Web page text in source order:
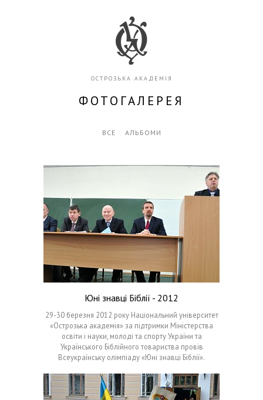
ОСТРОЗЬКА АКАДЕМІЯ
ФОТОГАЛЕРЕЯ
ВСЕ АЛЬБОМИ
Юні знавці Біблії - 2012
29-30 березня 2012 року Національний університет
«Острозька академія» за підтримки Міністерства
освіти і науки, молоді та спорту України та
Українського Біблійного товариства провів
Всеукраїнську олімпіаду «Юні знавці Біблії».